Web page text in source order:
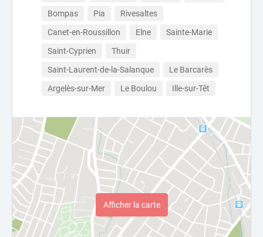
Bompas
Pia
Rivesaltes
Canet-en-Roussillon
Elne
Sainte-Marie
Saint-Cyprien
Thuir
Saint-Laurent-de-la-Salanque
Le Barcarès
Argelès-sur-Mer
Le Boulou Ille-sur-Têt
Afficher la carte